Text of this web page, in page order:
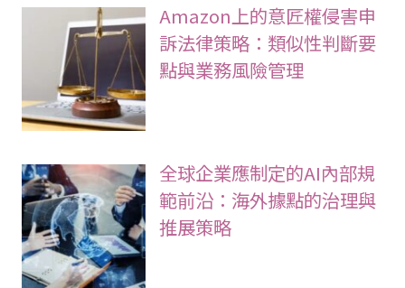
Amazon上的意匠權侵害申
訴法律策略：類似性判斷要
點與業務風險管理
全球企業應制定的AI內部規
範前沿：海外據點的治理與
推展策略